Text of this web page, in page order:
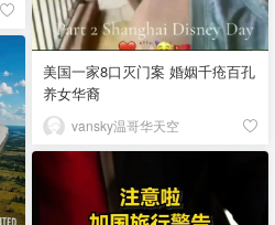
美国一家8口灭门案 婚姻千疮百孔
养女华裔
vansky温哥华天空